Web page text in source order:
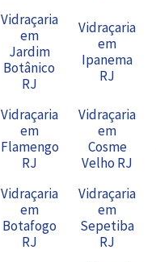
Vidraçaria
em
Jardim
Botânico
RJ
Vidraçaria
em
Ipanema
RJ
Vidraçaria
em
Flamengo
RJ
Vidraçaria
em
Cosme
Velho RJ
Vidraçaria
em
Botafogo
RJ
Vidraçaria
em
Sepetiba
RJ